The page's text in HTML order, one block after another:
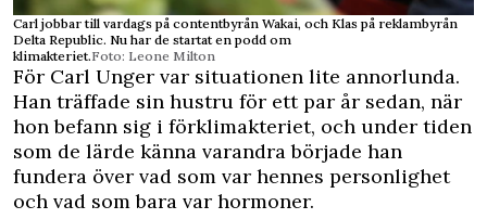
Carl jobbar till vardags på contentbyrån Wakai, och Klas på reklambyrån
Delta Republic. Nu har de startat en podd om
klimakteriet.Foto: Leone Milton
För Carl Unger var situationen lite annorlunda.
Han träffade sin hustru för ett par år sedan, när
hon befann sig i förklimakteriet, och under tiden
som de lärde känna varandra började han
fundera över vad som var hennes personlighet
och vad som bara var hormoner.